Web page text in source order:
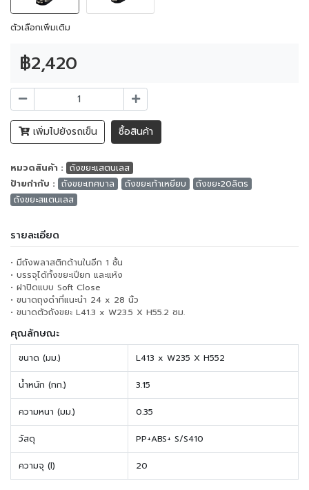
ตัวเลือกเพิ่มเติม
฿2,420
เพิ่มไปยังรถเข็น ซื้อสินค้า
หมวดสินค้า : ถังขยะแสตนเลส
ป้ายกำกับ : ถังขยะเทศบาล ถังขยะเท้าเหยียบ
ถังขยะ20ลิตร
ถังขยะสแตนเลส
รายละเอียด
• มีถังพลาสติกด้านในอีก 1 ชั้น
• บรรจุได้ทั้งขยะเปียก และแห้ง
• ฝาปิดแบบ Soft Close
• ขนาดถุงดำที่แนะนำ 24 x 28 นิ้ว
• ขนาดตัวถังขยะ L41.3 x W23.5 X H55.2 ซม.
คุณลักษณะ
ขนาด (มม.) L413 x W235 X H552
น้ำหนัก (กก.) 3.15
ความหนา (มม.) 0.35
วัสดุ PP+ABS+ S/S410
ความจุ (l) 20